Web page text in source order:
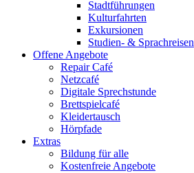
Stadtführungen
Kulturfahrten
Exkursionen
Studien- & Sprachreisen
Offene Angebote
Repair Café
Netzcafé
Digitale Sprechstunde
Brettspielcafé
Kleidertausch
Hörpfade
Extras
Bildung für alle
Kostenfreie Angebote